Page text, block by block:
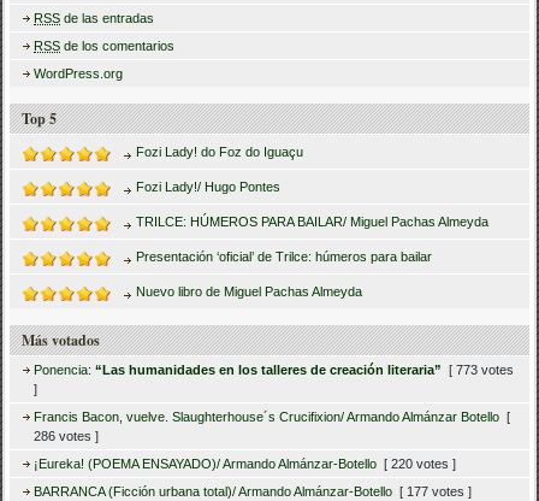
RSS de las entradas
RSS de los comentarios
WordPress.org
Top 5
Fozi Lady! do Foz do Iguaçu
Fozi Lady!/ Hugo Pontes
TRILCE: HÚMEROS PARA BAILAR/ Miguel Pachas Almeyda
Presentación ‘oficial’ de Trilce: húmeros para bailar
Nuevo libro de Miguel Pachas Almeyda
Más votados
Ponencia:“Las humanidades en los talleres de creación literaria”
[ 773 votes
]
Francis Bacon, vuelve. Slaughterhouse´s Crucifixion/ Armando Almánzar Botello [
286 votes ]
¡Eureka! (POEMA ENSAYADO)/ Armando Almánzar-Botello [ 220 votes ]
BARRANCA (Ficción urbana total)/ Armando Almánzar-Botello [ 177 votes ]